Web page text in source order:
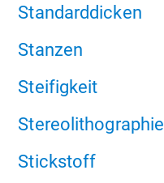
Standarddicken
Stanzen
Steifigkeit
Stereolithographie
Stickstoff